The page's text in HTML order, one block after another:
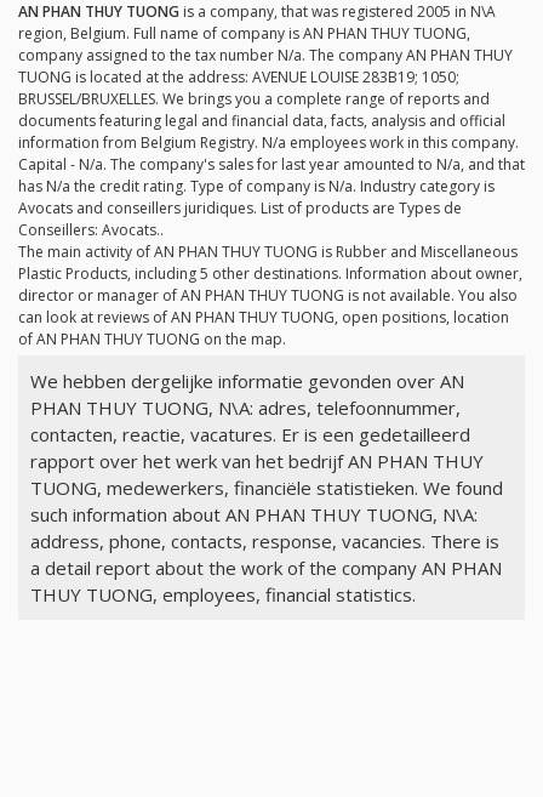
AN PHAN THUY TUONG is a company, that was registered 2005 in N\A
region, Belgium. Full name of company is AN PHAN THUY TUONG,
company assigned to the tax number N/a. The company AN PHAN THUY
TUONG is located at the address: AVENUE LOUISE 283B19; 1050;
BRUSSEL/BRUXELLES. We brings you a complete range of reports and
documents featuring legal and financial data, facts, analysis and official
information from Belgium Registry. N/a employees work in this company.
Capital - N/a. The company's sales for last year amounted to N/a, and that
has N/a the credit rating. Type of company is N/a. Industry category is
Avocats and conseillers juridiques. List of products are Types de
Conseillers: Avocats..
The main activity of AN PHAN THUY TUONG is Rubber and Miscellaneous
Plastic Products, including 5 other destinations. Information about owner,
director or manager of AN PHAN THUY TUONG is not available. You also
can look at reviews of AN PHAN THUY TUONG, open positions, location
of AN PHAN THUY TUONG on the map.
We hebben dergelijke informatie gevonden over AN
PHAN THUY TUONG, N\A: adres, telefoonnummer,
contacten, reactie, vacatures. Er is een gedetailleerd
rapport over het werk van het bedrijf AN PHAN THUY
TUONG, medewerkers, financiële statistieken. We found
such information about AN PHAN THUY TUONG, N\A:
address, phone, contacts, response, vacancies. There is
a detail report about the work of the company AN PHAN
THUY TUONG, employees, financial statistics.